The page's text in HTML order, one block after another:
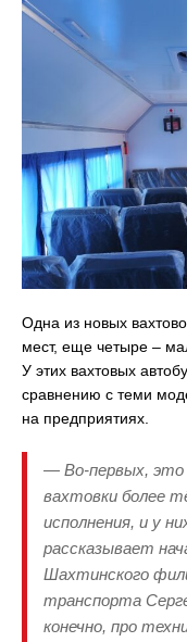
Одна из новых
мест, еще четыре –
У этих вахтовых
сравнению с теми
на предприятиях.
— Во-первых, это
вахтовки более
исполнения, и у
рассказывает
Шахтинского
транспорта
конечно, про